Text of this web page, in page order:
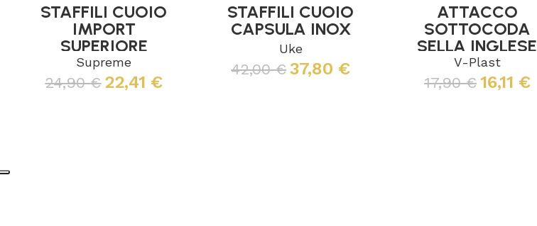
STAFFILI CUOIO
IMPORT
SUPERIORE
Supreme
24,90€ 22,41 €
STAFFILI CUOIO
CAPSULA INOX
Uke
42,00€ 37,80 €
ATTACCO
SOTTOCODA
SELLA INGLESE
V-Plast
17,90€ 16,11 €